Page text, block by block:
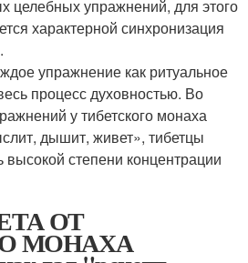
целебных упражнений, для этого
характерной синхронизация
упражнение как ритуальное
процесс духовностью. Во
у тибетского монаха
дышит, живет», тибетцы
высокой степени концентрации
ОТ
МОНАХА